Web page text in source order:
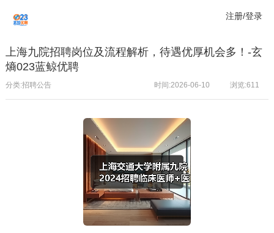
注册/登录
上海九院招聘岗位及流程解析，待遇优厚机会多！-玄
熵023蓝鲸优聘
分类:招聘公告 浏览:611
时间:2026-06-10